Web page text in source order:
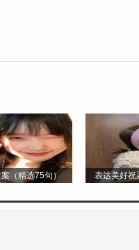
它们的玩具，它们会
，仿佛是在跳着无
会压低身体，悄悄地
落地，这得益于它们
在古埃及，猫被视为
（精选75句） 表达美好祝